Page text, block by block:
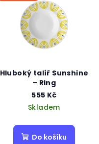
Hluboký talíř Sunshine
– Ring
555 Kč
Skladem
Do košíku